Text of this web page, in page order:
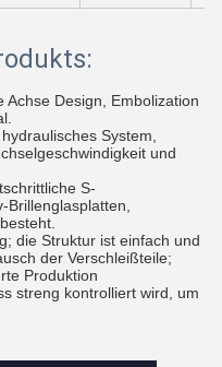
Design, Embolization
System,
und
S-
die Struktur ist einfach und
der Verschleißteile;
Produktion
streng kontrolliert wird, um